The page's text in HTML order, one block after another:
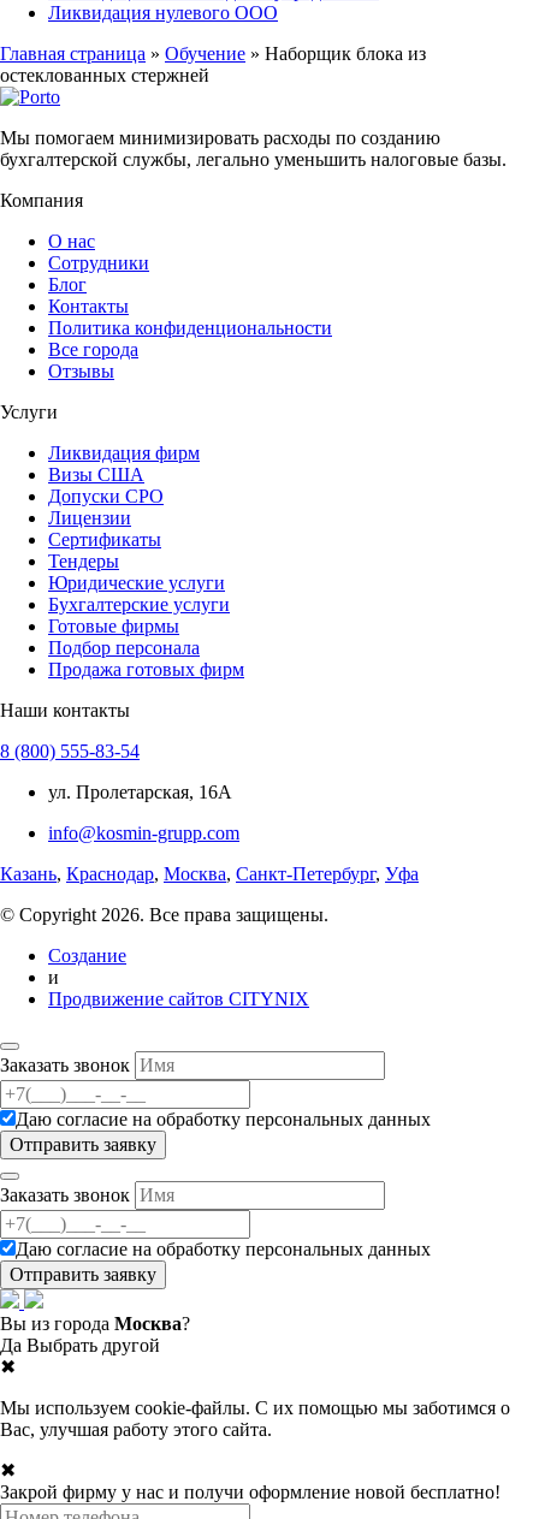
Ликвидация нулевого ООО
Главная страница » Обучение » Наборщик блока из
остеклованных стержней
Мы помогаем минимизировать расходы по созданию
бухгалтерской службы, легально уменьшить налоговые базы.
Компания
О нас
Сотрудники
Блог
Контакты
Политика конфиденциональности
Все города
Отзывы
Услуги
Ликвидация фирм
Визы США
Допуски СРО
Лицензии
Сертификаты
Тендеры
Юридические услуги
Бухгалтерские услуги
Готовые фирмы
Подбор персонала
Продажа готовых фирм
Наши контакты
8 (800) 555-83-54
ул. Пролетарская, 16А
info@kosmin-grupp.com
Казань, Краснодар, Москва, Санкт-Петербург, Уфа
© Copyright 2026. Все права защищены.
Создание
и
Продвижение сайтов CITYNIX
Заказать звонок
Даю согласие на обработку персональных данных
Заказать звонок
Даю согласие на обработку персональных данных
Вы из города Москва?
Да Выбрать другой
✖
Мы используем cookie-файлы. С их помощью мы заботимся о
Вас, улучшая работу этого сайта.
✖
Закрой фирму у нас и получи оформление новой бесплатно!